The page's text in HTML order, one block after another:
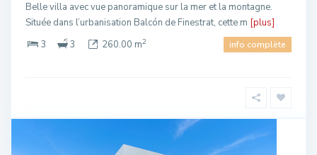
Belle villa avec vue panoramique sur la mer et la montagne.
Située dans l’urbanisation Balcón de Finestrat, cette m [plus]
3
3 260.00 m2 info complète